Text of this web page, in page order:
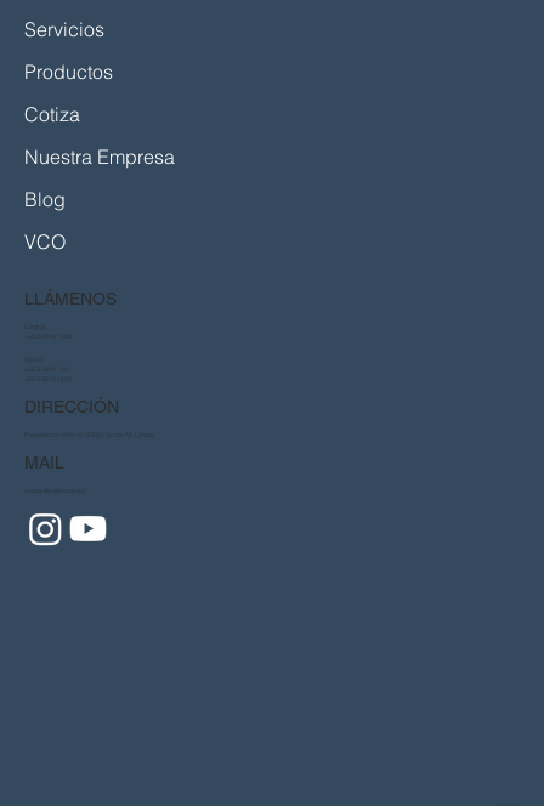
DIRECCIÓN
Panamericana Norte 22.650, Sector A2, Lampa
MAIL
ventas@valenciasa.cl
+56 2 2816 1021
+56 2 2816 1022
+56 2 2816 1000
LLÁMENOS
Servicios
Productos
Cotiza
Nuestra Empresa
Blog
VCO